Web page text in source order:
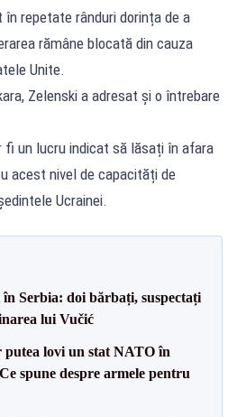
în repetate rânduri dorința de a
rămâne blocată din cauza
Unite.
Zelenski a adresat și o întrebare
fi un lucru indicat să lăsați în afara
acest nivel de capacități de
Ucrainei.
Serbia: doi bărbați, suspectați
lui Vučić
lovi un stat NATO în
spune despre armele pentru